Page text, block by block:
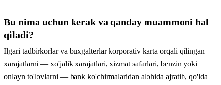
Bu nima uchun kerak va qanday muammoni hal
qiladi?
Ilgari tadbirkorlar va buxgalterlar korporativ karta orqali qilingan
xarajatlarni — xo'jalik xarajatlari, xizmat safarlari, benzin yoki
onlayn to'lovlarni — bank ko'chirmalaridan alohida ajratib, qo'lda